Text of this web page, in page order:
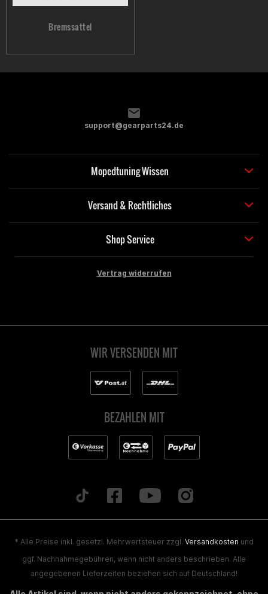
Bremssattel
support@gearparts24.de
Mopedtuning Wissen
Versand & Rechtliches
Shop Service
Vertrag widerrufen
WIR VERSENDEN MIT
BEZAHLEN MIT
* Alle Preise inkl. gesetzl. Mehrwertsteuer zzgl. Versandkosten und
ggf. Nachnahmegebühren, wenn nicht anders beschrieben. Alle
angegebenen Lieferzeiten beziehen sich auf Deutschland!